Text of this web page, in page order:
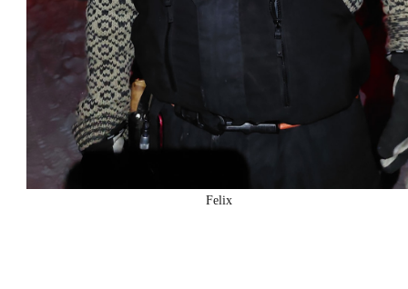
Felix